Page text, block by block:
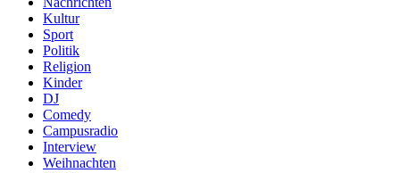
Kultur
Sport
Politik
Religion
Kinder
DJ
Comedy
Campusradio
Interview
Weihnachten